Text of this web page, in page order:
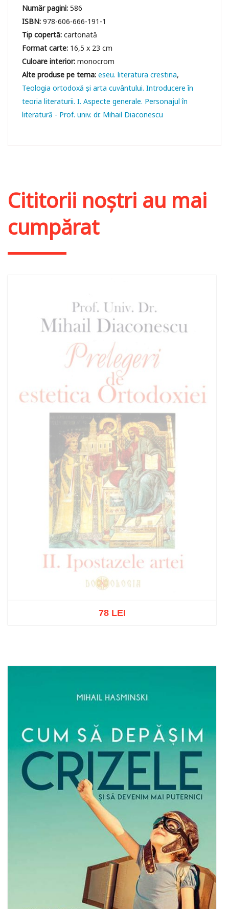
Număr pagini:586
ISBN:978-606-666-191-1
Tip copertă:cartonată
Format carte: 16,5 x 23 cm
Culoare interior:monocrom
eseu. literatura crestina
Teologia ortodoxă și arta cuvântului. Introducere în
teoria literaturii. I. Aspecte generale. Personajul în
literatură - Prof. univ. dr. Mihail Diaconescu
Cititorii noștri au mai
cumpărat
78 LEI